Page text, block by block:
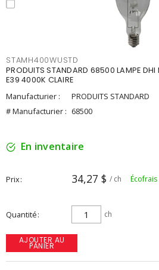
STAMH400WUSTD
PRODUITS STANDARD 68500 LAMPE
E39 4000K CLAIRE
Manufacturier :
PRODUITS STANDARD
# Manufacturier : 68500
En inventaire
Prix 34,27 $ / ch Écofrais
Quantité ch
AJOUTER AU
PANIER